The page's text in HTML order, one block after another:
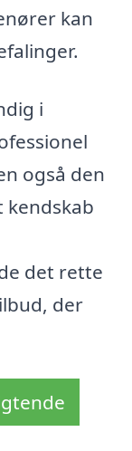
kan
i
også den
det rette
der